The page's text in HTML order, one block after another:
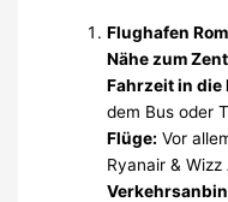
Flughafen
Nähe zum
Fahrzeit in die
dem Bus oder
Flüge: Vor
Ryanair & Wizz